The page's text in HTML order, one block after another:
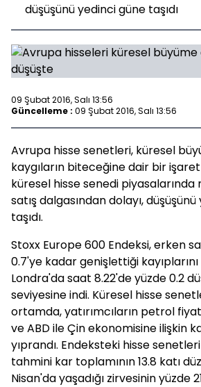
düşüşünü yedinci güne taşıdı
09 Şubat 2016, Salı 13:56
Güncelleme : 09 Şubat 2016, Salı 13:56
Avrupa hisse senetleri, küresel
kaygıların biteceğine dair bir
küresel hisse senedi
satış dalgasından dolayı,
taşıdı.
Stoxx Europe 600 Endeksi, erken
0.7'ye kadar genişlettiği
Londra'da saat 8.22'de yüzde 0.2
seviyesine indi. Küresel hisse
ortamda, yatırımcıların petrol
ve ABD ile Çin ekonomisine ilişkin
yıprandı. Endeksteki hisse
tahmini kar toplamının 13.8 katı
Nisan'da yaşadığı zirvesinin yüzde